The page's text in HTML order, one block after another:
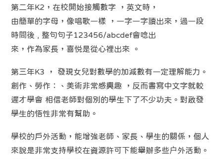
第二年K2，在校開始接觸數字 ，英文時，
由簡單的字母，像唱歌一樣 ，一字一字讀出來，過一段
時間後 , 整句句子123456/abcdef會唸出
來，作為家長，喜悦是從心裡出來 。
第三年K3 ， 發現女兒對數學的加減數有一定理解能力。
創作、勞作：、美術非常感興趣 ，反而書寫中文字就較
遲才學會 相信老師對個別的學生下了不少功夫。對啟發
學生的悟性非常有幫助。
學校的戶外活動，能增強老師、家長、學生的關係，個人
來說是非常支持學校在資源許可下能舉辦多些户外活動。